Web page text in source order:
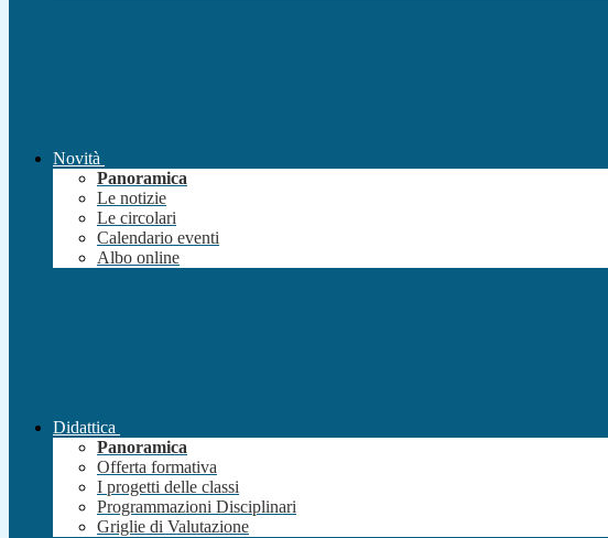
Novità
Panoramica
Le notizie
Le circolari
Calendario eventi
Albo online
Didattica
Panoramica
Offerta formativa
I progetti delle classi
Programmazioni Disciplinari
Griglie di Valutazione